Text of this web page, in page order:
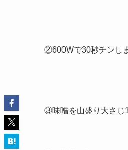
②600Wで30秒チンし
③味噌を山盛り大さじ